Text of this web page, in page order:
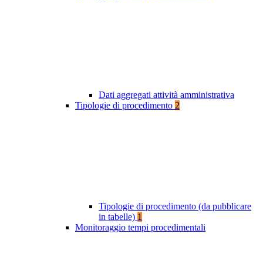
Dati aggregati attività amministrativa
Tipologie di procedimento 2
Tipologie di procedimento (da pubblicare
in tabelle) 1
Monitoraggio tempi procedimentali